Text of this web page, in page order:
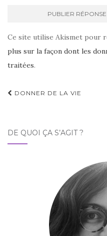
Ce site utilise Akismet pour
plus sur la façon dont les
traitées.
Navigation
DONNER DE LA VIE
DE QUOI ÇA S’AGIT ?